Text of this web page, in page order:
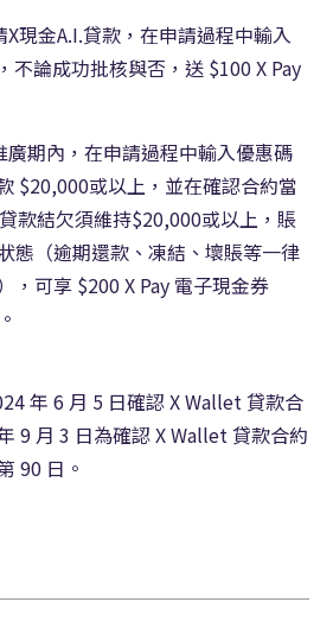
現金A.I.貸款，在申請過程中輸入
不論成功批核與否，送 $100 X Pay
廣期內，在申請過程中輸入優惠碼
$20,000或以上，並在確認合約當
款結欠須維持$20,000或以上，賬
態（逾期還款、 凍結、 壞賬等一律
，可享 $200 X Pay 電子現金券
年 6 月 5 日確認 X Wallet 貸款合
9 月 3 日為確認 X Wallet 貸款合約
90 日。